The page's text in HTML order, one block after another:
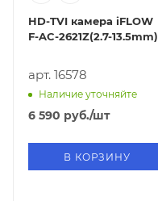
HD-TVI камера iFLOW
F-AC-2621Z(2.7-13.5mm)
арт. 16578
Наличие уточняйте
6 590 руб./шт
В КОРЗИНУ